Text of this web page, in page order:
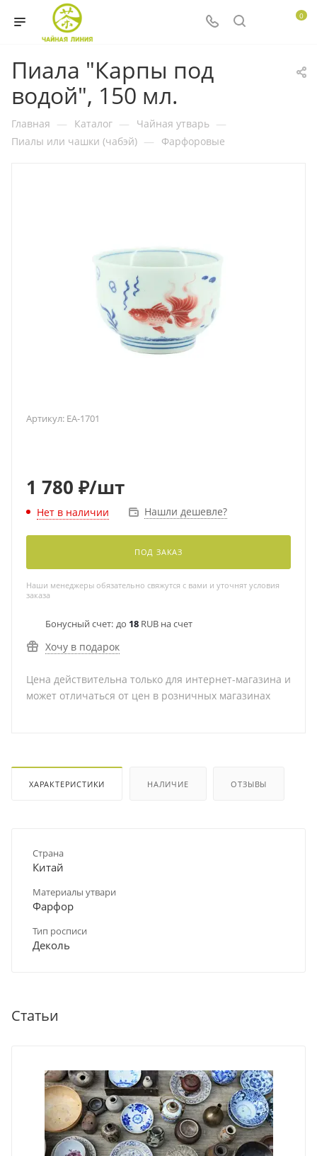
0
Пиала "Карпы под
водой", 150 мл.
Главная — Каталог — Чайная утварь —
Пиалы или чашки (чабэй) — Фарфоровые
Артикул: EA-1701
1 780 ₽/шт
Нет в наличии Нашли дешевле?
ПОД ЗАКАЗ
Наши менеджеры обязательно свяжутся с вами и уточнят условия
заказа
Бонусный счет: до 18 RUB на счет
Хочу в подарок
Цена действительна только для интернет-магазина и
может отличаться от цен в розничных магазинах
ХАРАКТЕРИСТИКИ НАЛИЧИЕ ОТЗЫВЫ
Страна
Китай
Материалы утвари
Фарфор
Тип росписи
Деколь
Статьи